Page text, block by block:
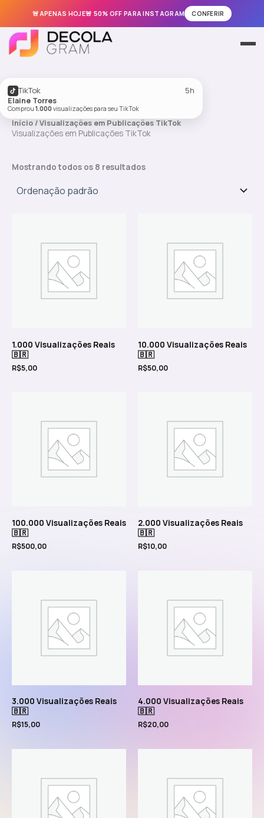
🚨APENAS HOJE🚨 50% OFF PARA INSTAGRAM CONFERIR
Meus Pedidos
Instagram
TikTok
Facebook
Kwai
para
Início / Visualizações em Publicações TikTok
Visualizações em Publicações TikTok
Mostrando todos os 8 resultados
1.000 Visualizações Reais
🇧🇷
R$5,00
10.000 Visualizações Reais
🇧🇷
R$50,00
100.000 Visualizações Reais
🇧🇷
R$500,00
2.000 Visualizações Reais
🇧🇷
R$10,00
3.000 Visualizações Reais
🇧🇷
R$15,00
4.000 Visualizações Reais
🇧🇷
R$20,00
TikTok
5h
Elaine Torres
Comprou1.000visualizações para seu TikTok